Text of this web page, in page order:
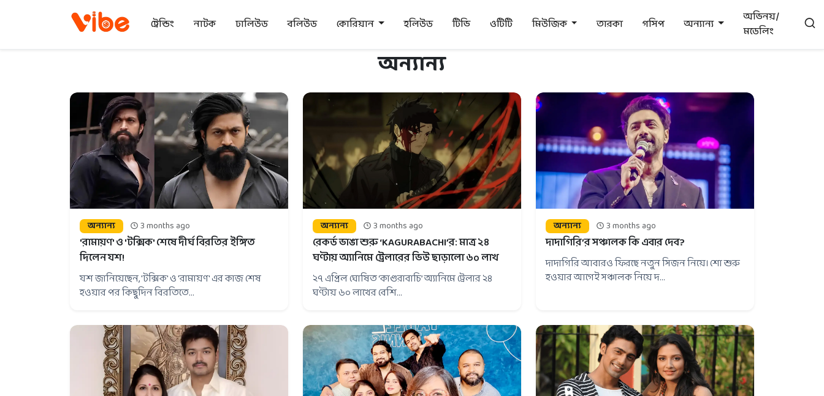
ট্রেন্ডিং নাটক ঢালিউড বলিউড কোরিয়ান হলিউড টিভি ওটিটি মিউজিক তারকা গসিপ অন্যান্য
অভিনয়/
মডেলিং
অন্যান্য
অন্যান্য 3 months ago
'রামায়ণ' ও 'টক্সিক' শেষে দীর্ঘ বিরতির ইঙ্গিত
দিলেন যশ!
যশ জানিয়েছেন, 'টক্সিক' ও 'রামায়ণ' এর কাজ শেষ
হওয়ার পর কিছুদিন বিরতিতে...
অন্যান্য 3 months ago
রেকর্ড ভাঙা শুরু ‘KAGURABACHI’র: মাত্র ২৪
ঘণ্টায় অ্যানিমে ট্রেলারের ভিউ ছাড়ালো ৬০ লাখ
২৭ এপ্রিল ঘোষিত ‘কাগুরাবাচি’ অ্যানিমে ট্রেলার ২৪
ঘণ্টায় ৬০ লাখের বেশি...
অন্যান্য 3 months ago
দাদাগিরি’র সঞ্চালক কি এবার দেব?
দাদাগিরি আবারও ফিরছে নতুন সিজন নিয়ে। শো শুরু
হওয়ার আগেই সঞ্চালক নিয়ে দ...